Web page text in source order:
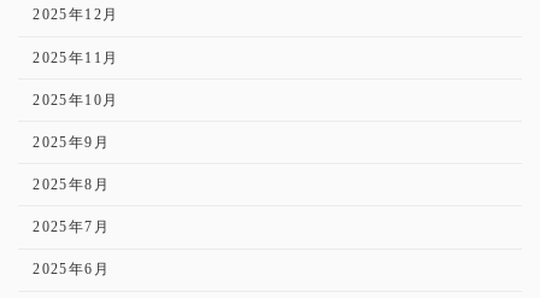
2025年12月
2025年11月
2025年10月
2025年9月
2025年8月
2025年7月
2025年6月